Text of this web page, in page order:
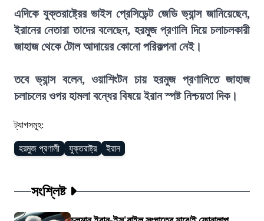
এদিকে যুক্তরাষ্ট্রের ভাইস প্রেসিডেন্ট জেডি ভ্যান্স জানিয়েছেন,
ইরানের নেতারা তাদের বলেছেন, হরমুজ প্রণালি দিয়ে চলাচলকারী
জাহাজ থেকে টোল আদায়ের কোনো পরিকল্পনা নেই।
তবে ভ্যান্স বলেন, ওয়াশিংটন চায় হরমুজ প্রণালিতে জাহাজ
চলাচলের ওপর হামলা বন্ধের বিষয়ে ইরান স্পষ্ট নিশ্চয়তা দিক।
ট্যাগসমূহ:
হরমুজ প্রণালী যুক্তরাষ্ট্র ইরান
সংশ্লিষ্ট